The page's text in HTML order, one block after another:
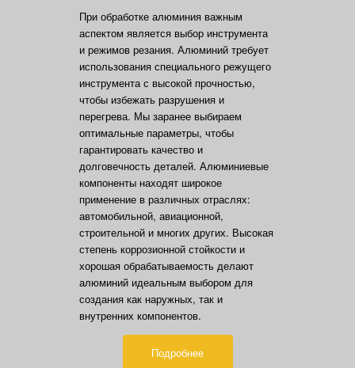
При обработке алюминия важным
аспектом является выбор инструмента
и режимов резания. Алюминий требует
использования специального режущего
инструмента с высокой прочностью,
чтобы избежать разрушения и
перегрева. Мы заранее выбираем
оптимальные параметры, чтобы
гарантировать качество и
долговечность деталей. Алюминиевые
компоненты находят широкое
применение в различных отраслях:
автомобильной, авиационной,
строительной и многих других. Высокая
степень коррозионной стойкости и
хорошая обрабатываемость делают
алюминий идеальным выбором для
создания как наружных, так и
внутренних компонентов.
Подробнее